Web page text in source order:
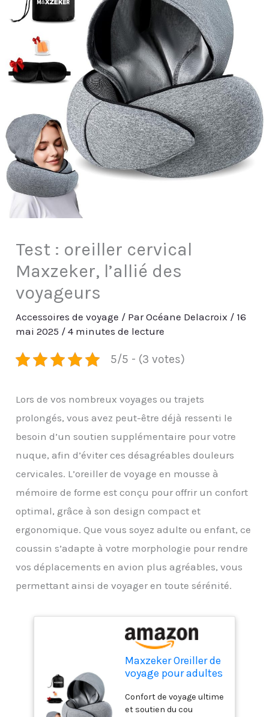
Test : oreiller cervical
Maxzeker, l’allié des
voyageurs
Accessoires de voyage / ParOcéane Delacroix / 16
mai 2025 /4 minutes de lecture
5/5 - (3 votes)
Lors de vos nombreux voyages ou trajets
prolongés, vous avez peut-être déjà ressenti le
besoin d’un soutien supplémentaire pour votre
nuque, afin d’éviter ces désagréables douleurs
cervicales. L’oreiller de voyage en mousse à
mémoire de forme est conçu pour offrir un confort
optimal, grâce à son design compact et
ergonomique. Que vous soyez adulte ou enfant, ce
coussin s’adapte à votre morphologie pour rendre
vos déplacements en avion plus agréables, vous
permettant ainsi de voyager en toute sérénité.
Maxzeker Oreiller de
voyage pour adultes
cervical en mousse
à mémoire de forme
Confort de voyage ultime
et soutien du cou